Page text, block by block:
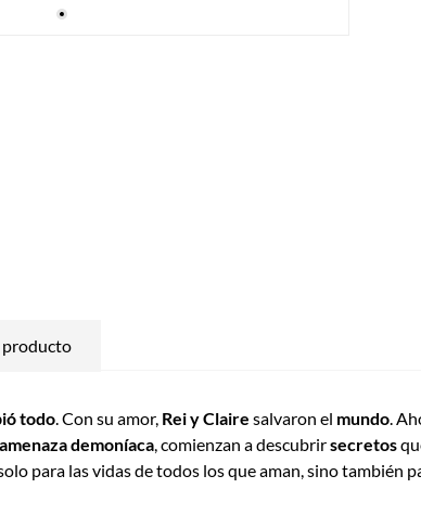
producto
todo . Con su amor, Rei y Claire salvaron el mundo .
amenaza demoníaca , comienzan a descubrirsecretos
para las vidas de todos los que aman, sino también